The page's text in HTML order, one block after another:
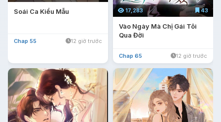
Soái Ca Kiểu Mẫu
Chap 55 12 giờ trước
17,283 43
Vào Ngày Mà Chị Gái Tôi
Qua Đời
Chap 65 12 giờ trước